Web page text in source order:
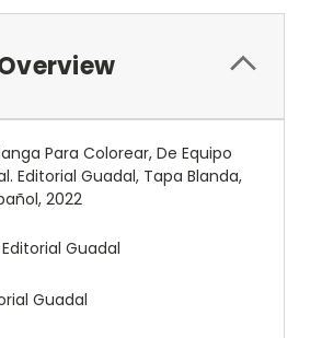
Para Colorear, De Equipo
Editorial Guadal, Tapa Blanda,
2022
Guadal
Guadal